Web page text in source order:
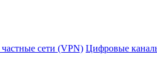
сети (VPN) Цифровые